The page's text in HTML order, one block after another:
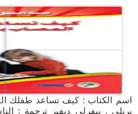
اسم الكتاب : كيف تساعد طفلك
بريلى , بيفرلى ديفيز ترجمة :